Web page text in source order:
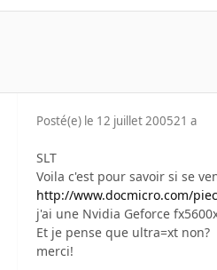
Posté(e) le 12 juillet 200521 a
SLT
Voila c'est pour savoir si se
http://www.docmicro.com/
j'ai une Nvidia Geforce
Et je pense que ultra=xt non?
merci!